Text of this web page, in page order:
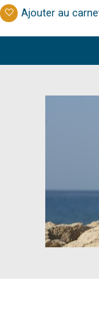
Ajouter au